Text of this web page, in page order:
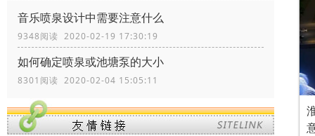
音乐喷泉设计中需要注意什么
9348阅读 2020-02-19 17:30:19
如何确定喷泉或池塘泵的大小
8301阅读 2020-02-04 15:05:11